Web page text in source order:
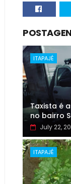
ITAPAJÉ
Taxista é
no bairro
July 22,
ITAPAJÉ